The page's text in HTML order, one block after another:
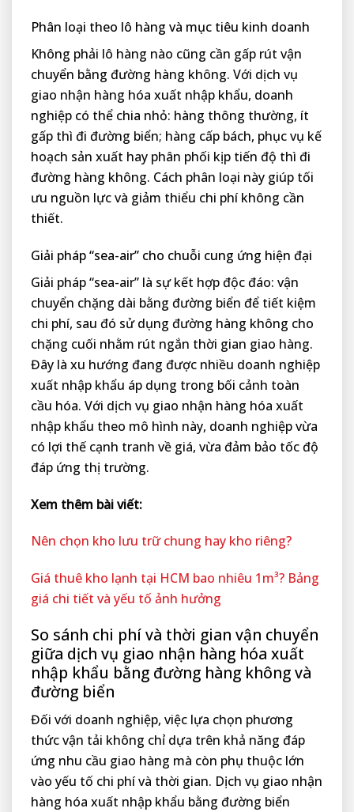
Phân loại theo lô hàng và mục tiêu kinh doanh
Không phải lô hàng nào cũng cần gấp rút vận
chuyển bằng đường hàng không. Với dịch vụ
giao nhận hàng hóa xuất nhập khẩu, doanh
nghiệp có thể chia nhỏ: hàng thông thường, ít
gấp thì đi đường biển; hàng cấp bách, phục vụ kế
hoạch sản xuất hay phân phối kịp tiến độ thì đi
đường hàng không. Cách phân loại này giúp tối
ưu nguồn lực và giảm thiểu chi phí không cần
thiết.
Giải pháp “sea-air” cho chuỗi cung ứng hiện đại
Giải pháp “sea-air” là sự kết hợp độc đáo: vận
chuyển chặng dài bằng đường biển để tiết kiệm
chi phí, sau đó sử dụng đường hàng không cho
chặng cuối nhằm rút ngắn thời gian giao hàng.
Đây là xu hướng đang được nhiều doanh nghiệp
xuất nhập khẩu áp dụng trong bối cảnh toàn
cầu hóa. Với dịch vụ giao nhận hàng hóa xuất
nhập khẩu theo mô hình này, doanh nghiệp vừa
có lợi thế cạnh tranh về giá, vừa đảm bảo tốc độ
đáp ứng thị trường.
Xem thêm bài viết:
Nên chọn kho lưu trữ chung hay kho riêng?
Giá thuê kho lạnh tại HCM bao nhiêu 1m³? Bảng
giá chi tiết và yếu tố ảnh hưởng
So sánh chi phí và thời gian vận chuyển
giữa dịch vụ giao nhận hàng hóa xuất
nhập khẩu bằng đường hàng không và
đường biển
Đối với doanh nghiệp, việc lựa chọn phương
thức vận tải không chỉ dựa trên khả năng đáp
ứng nhu cầu giao hàng mà còn phụ thuộc lớn
vào yếu tố chi phí và thời gian. Dịch vụ giao nhận
hàng hóa xuất nhập khẩu bằng đường biển